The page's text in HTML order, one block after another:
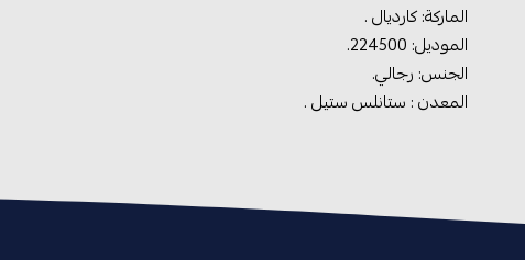
الماركة: كارديال .
الموديل: 224500.
الجنس: رجالي.
المعدن : ستانلس ستيل .